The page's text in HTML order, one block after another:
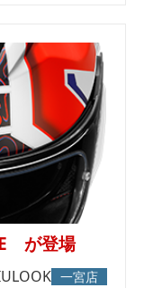
が登場
ULOOK 一宮店